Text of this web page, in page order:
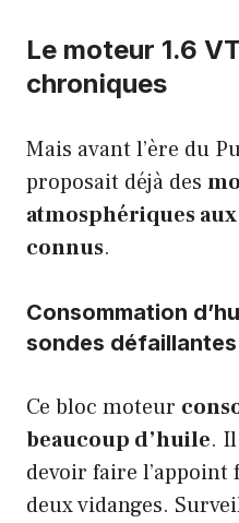
Le moteur 1.6
chroniques
Mais avant l’ère du
proposait déjà des
atmosphériques
connus.
Consommation
sondes défaillantes
Ce bloc moteur
beaucoup d’huile.
devoir faire
deux vidanges.